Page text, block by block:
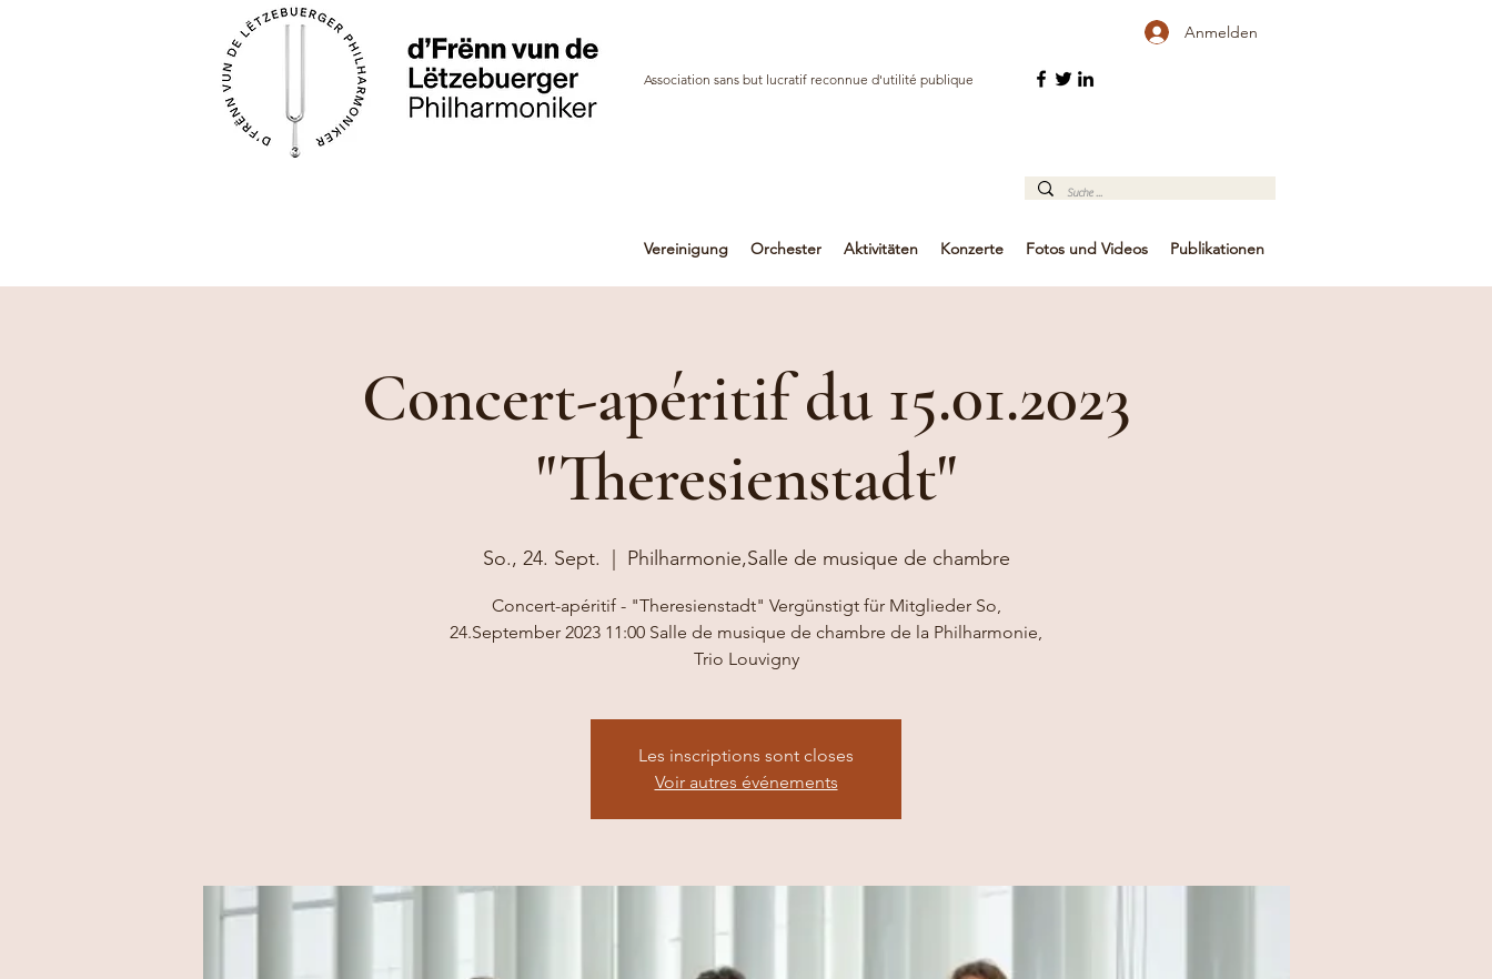
Association sans but lucratif reconnue d'utilité publique
Anmelden
Vereinigung Orchester Aktivitäten Konzerte Fotos und Videos Publikationen
Concert-apéritif du 15.01.2023
"Theresienstadt"
So., 24. Sept. Philharmonie,Salle de musique de chambre
Concert-apéritif - "Theresienstadt" Vergünstigt für Mitglieder So,
24.September 2023 11:00 Salle de musique de chambre de la Philharmonie,
Trio Louvigny
Les inscriptions sont closes
Voir autres événements